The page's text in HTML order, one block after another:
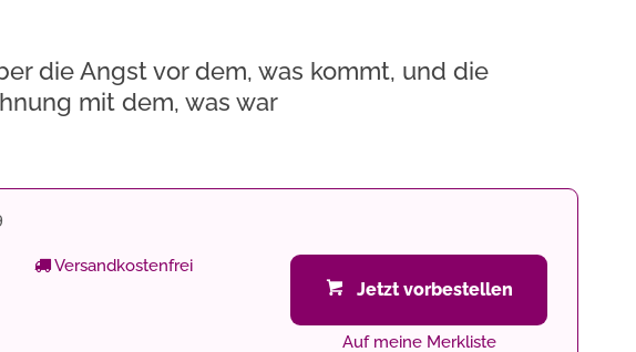
die Angst vor dem, was kommt, und die
mit dem, was war
Versandkostenfrei
Jetzt vorbestellen
Auf meine Merkliste